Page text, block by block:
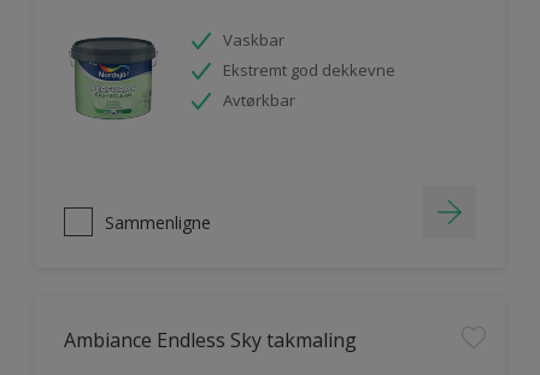
Vaskbar
Ekstremt god dekkevne
Avtørkbar
Sammenligne
Ambiance Endless Sky takmaling